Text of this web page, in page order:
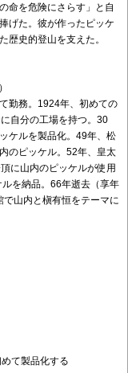
命を危険にさらす」と自
げた。彼が作ったピッケ
歴史的登山を支えた。
勤務。1924年、初めての
自分の工場を持つ。30
ケルを製品化。49年、松
のピッケル。52年、皇太
に山内のピッケルが使用
を納品。66年逝去（享年
山内と槇有恒をテーマに
て製品化する